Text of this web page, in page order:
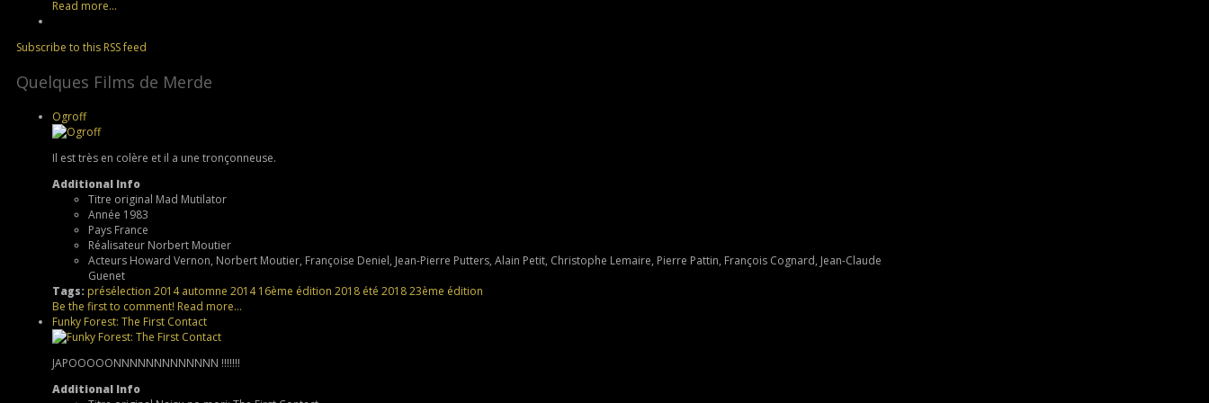
Read more...
Subscribe to this RSS feed
Quelques Films de Merde
Ogroff
Il est très en colère et il a une tronçonneuse.
Additional Info
Titre original Mad Mutilator
Année 1983
Pays France
Réalisateur Norbert Moutier
Acteurs Howard Vernon, Norbert Moutier, Françoise Deniel, Jean-Pierre Putters, Alain Petit, Christophe Lemaire, Pierre Pattin, François Cognard, Jean-Claude
Guenet
Tags: présélection 2014 automne 2014 16ème édition 2018 été 201823ème édition
Be the first to comment! Read more...
Funky Forest: The First Contact
JAPOOOOONNNNNNNNNNNNN !!!!!!!
Additional Info